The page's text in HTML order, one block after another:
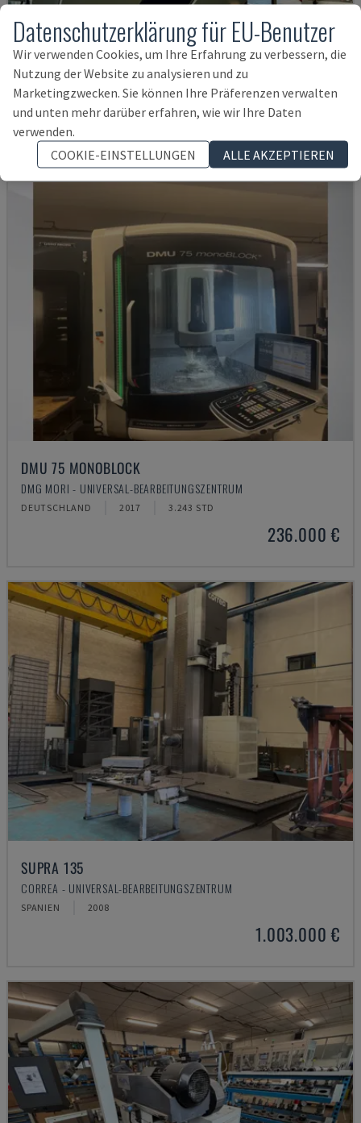
H800U
POSMILL - UNIVERSAL-BEARBEITUNGSZENTRUM
DEUTSCHLAND 2021 11.514 STD
177.000 €
DMU 75 MONOBLOCK
DMG MORI - UNIVERSAL-BEARBEITUNGSZENTRUM
DEUTSCHLAND 2017 3.243 STD
236.000 €
SUPRA 135
CORREA - UNIVERSAL-BEARBEITUNGSZENTRUM
SPANIEN 2008
1.003.000 €
Datenschutzerklärung für EU-Benutzer
Wir verwenden Cookies, um Ihre Erfahrung zu verbessern, die
Nutzung der Website zu analysieren und zu
Marketingzwecken. Sie können Ihre Präferenzen verwalten
und unten mehr darüber erfahren, wie wir Ihre Daten
verwenden.
COOKIE-EINSTELLUNGEN
ALLE AKZEPTIEREN